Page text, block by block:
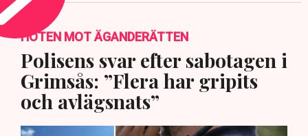
HOTEN MOT ÄGANDERÄTTEN
Polisens svar efter sabotagen i
Grimsås: ”Flera har gripits
och avlägsnats”